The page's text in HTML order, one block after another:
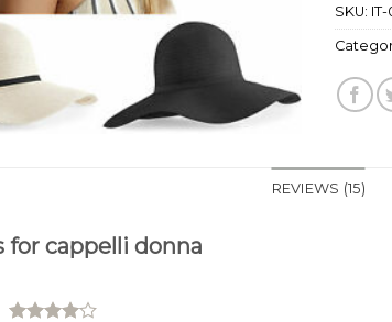
SKU:
REVIEWS (15)
for cappelli donna